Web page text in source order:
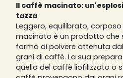
Il caffè macinato:
tazza
Leggero, equilibrato,
macinato è un prodotto che
forma di polvere ottenuta
grani di caffè. La sua
quella del caffè liofilizzato o